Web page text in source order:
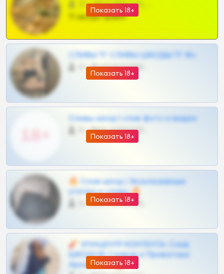
Показать 18+
27 •
Тг шкоды приват
Показать 18+
СЛИВЫ ТГ СЛИВЫ ШКОДЫ ТГ 18+
0 •
Показать 18+
Сливы шкод | слив фото и видео
0 •
Показать 18+
🔥 Слив шкод | Эксклюзивные
утечки и сливы 🔥
0 •
Показать 18+
🧨 ЭПИЦЕНТР КОНТЕНТА: Слив
ШКОДОВ Сливов и Приватных
Архивов ТГ 🔞💎